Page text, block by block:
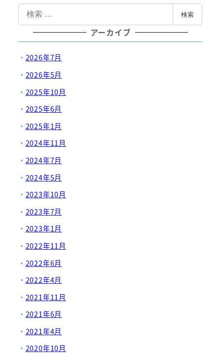
索
検索
アーカイブ
2026年7月
2026年5月
2025年10月
2025年6月
2025年1月
2024年11月
2024年7月
2024年5月
2023年10月
2023年7月
2023年1月
2022年11月
2022年6月
2022年4月
2021年11月
2021年6月
2021年4月
2020年10月